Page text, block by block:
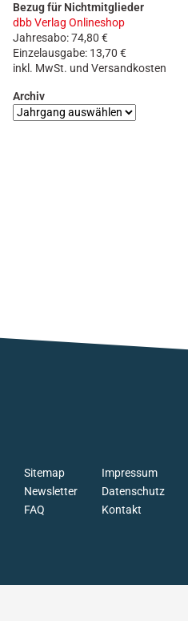
Bezug für Nichtmitglieder
dbb Verlag Onlineshop
Jahresabo: 74,80 €
Einzelausgabe: 13,70 €
inkl. MwSt. und Versandkosten
Archiv
FAQ
Newsletter
Sitemap
Kontakt
Datenschutz
Impressum